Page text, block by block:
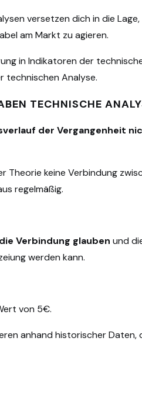
versetzen dich in die
am Markt zu agieren.
in Indikatoren der
technischen Analyse.
TECHNISCHE
der Vergangenheit
Theorie keine Verbindung
regelmäßig.
Verbindung glauben und
werden kann.
von 5€.
anhand historischer